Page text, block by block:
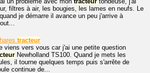
filtres à air, les bougies, les lames en neufs. Le
je démarre il avance un peu j'arrive à
tracteur
viens vers vous car j'ai une petite question
Newholland TS100. Quand je mets les
il tourne quelques temps puis s'arrête de
continue de...